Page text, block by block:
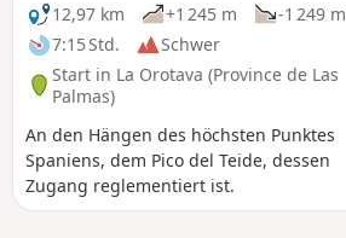
12,97 km
+1 245 m
-1 249 m
7:15 Std.
Schwer
Start in La Orotava (Province de Las
Palmas)
An den Hängen des höchsten Punktes
Spaniens, dem Pico del Teide, dessen
Zugang reglementiert ist.